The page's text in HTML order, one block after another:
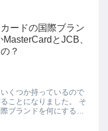
ードの国際ブラン
MasterCardとJCB、
？
くつか持っているので
とになりました。 そ
ブランドを何にするの